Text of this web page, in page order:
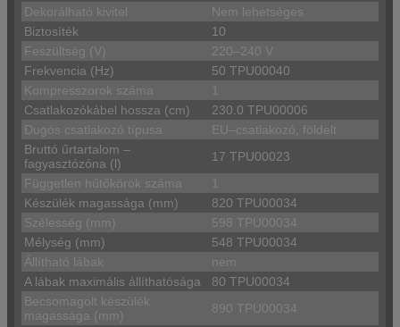
Dekorálható kivitel
Nem lehetséges
Biztosíték
10
Feszültség (V)
220–240 V
Frekvencia (Hz)
50 TPU00040
Kompresszorok száma
1
Csatlakozókábel hossza (cm)
230.0 TPU00006
Dugós csatlakozó típusa
EU–csatlakozó, földelt
Bruttó űrtartalom –
fagyasztózóna (l)
17 TPU00023
Független hűtőkörök száma
1
Készülék magassága (mm)
820 TPU00034
Szélesség (mm)
598 TPU00034
Mélység (mm)
548 TPU00034
Állítható lábak
nem
A lábak maximális állíthatósága
80 TPU00034
Becsomagolt készülék
magassága (mm)
890 TPU00034